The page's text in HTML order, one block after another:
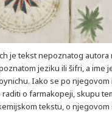
je tekst nepoznatog
jeziku ili šifri, a ime
Iako se po
raditi o farmakopeji, skupu
tekstu, o